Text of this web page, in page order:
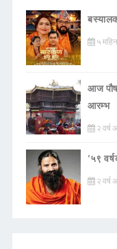
५
आज पौष
आरम्भ
२ वर्ष
‘५९
२ वर्ष